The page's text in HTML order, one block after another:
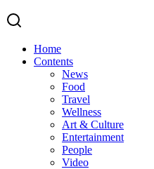
Home
Contents
News
Food
Travel
Wellness
Art & Culture
Entertainment
People
Video